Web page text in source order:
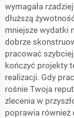
wymagała
dłuższą
mniejsze wydatki
dobrze
pracować
kończyć projekty
realizacji. Gdy
rośnie Twoja
zlecenia w
poprawia również